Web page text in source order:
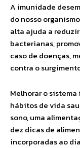
A imunidade
do nosso
alta ajuda a
bacterianas,
caso de doenças,
contra o
Melhorar o
hábitos de vida
sono, uma
dez dicas de
incorporadas ao